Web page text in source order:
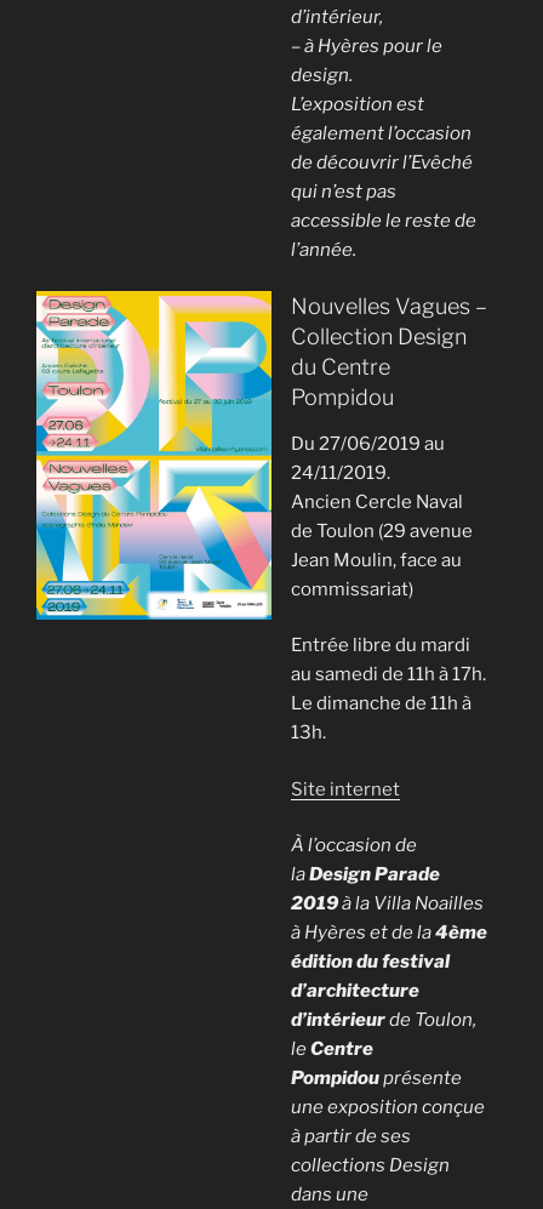
d’intérieur,
– à Hyères pour le
design.
L’exposition est
également l’occasion
de découvrir l’Evêché
qui n’est pas
accessible le reste de
l’année.
Nouvelles Vagues –
Collection Design
du Centre
Pompidou
Du 27/06/2019 au
24/11/2019.
Ancien Cercle Naval
de Toulon (29 avenue
Jean Moulin, face au
commissariat)
Entrée libre du mardi
au samedi de 11h à 17h.
Le dimanche de 11h à
13h.
Site internet
À l’occasion de
laDesign Parade
2019à la Villa Noailles
à Hyères et de la4ème
édition du festival
d’architecture
d’intérieurde Toulon,
leCentre
Pompidouprésente
une exposition conçue
à partir de ses
collections Design
dans une